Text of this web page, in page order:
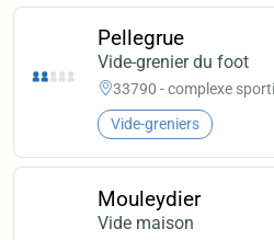
Pellegrue
Vide-grenier du foot
33790 - complexe
Vide-greniers
Mouleydier
Vide maison